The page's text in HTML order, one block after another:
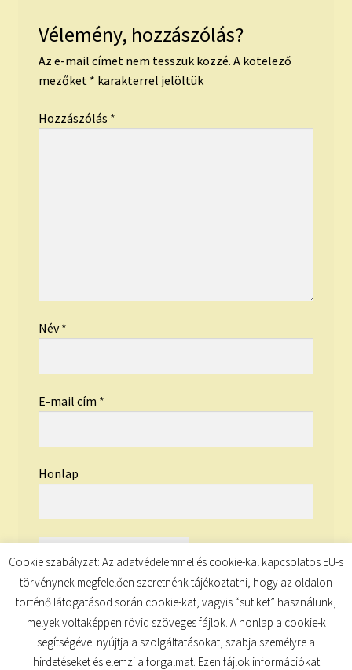
Vélemény, hozzászólás?
Az e-mail címet nem tesszük közzé. A kötelező
mezőket * karakterrel jelöltük
Hozzászólás *
Név*
E-mail cím *
Honlap
Cookie szabályzat: Az adatvédelemmel és cookie-kal kapcsolatos EU-s
törvénynek megfelelően szeretnénk tájékoztatni, hogy az oldalon
történő látogatásod során cookie-kat, vagyis “sütiket” használunk,
melyek voltaképpen rövid szöveges fájlok. A honlap a cookie-k
segítségével nyújtja a szolgáltatásokat, szabja személyre a
hirdetéseket és elemzi a forgalmat. Ezen fájlok információkat